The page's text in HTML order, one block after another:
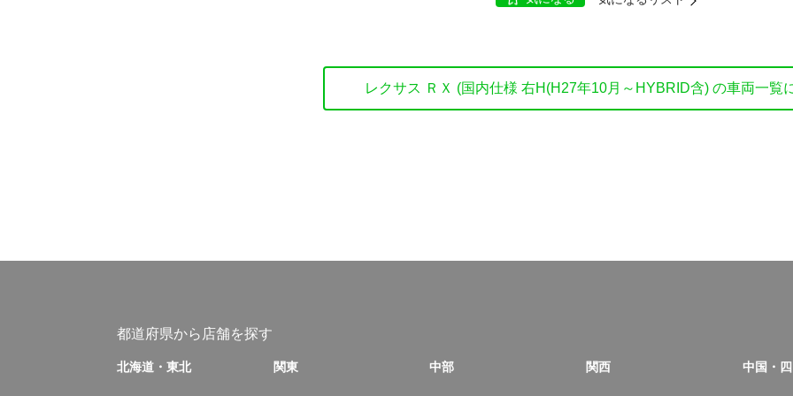
レクサス ＲＸ (国内仕様 右H(H27年10月～HYBRID含) の車両一覧
都道府県から店舗を探す
北海道・東北 関東 中部 関西 中国・四